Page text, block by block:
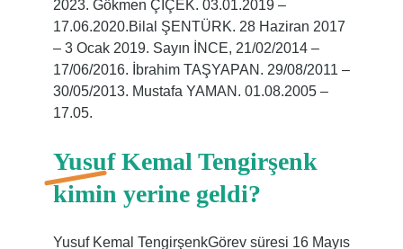
2023. Gökmen ÇİÇEK. 03.01.2019 –
17.06.2020.Bilal ŞENTÜRK. 28 Haziran 2017
– 3 Ocak 2019. Sayın İNCE, 21/02/2014 –
17/06/2016. İbrahim TAŞYAPAN. 29/08/2011 –
30/05/2013. Mustafa YAMAN. 01.08.2005 –
17.05.
Yusuf Kemal Tengirşenk
kimin yerine geldi?
Yusuf Kemal TengirşenkGörev süresi 16 Mayıs